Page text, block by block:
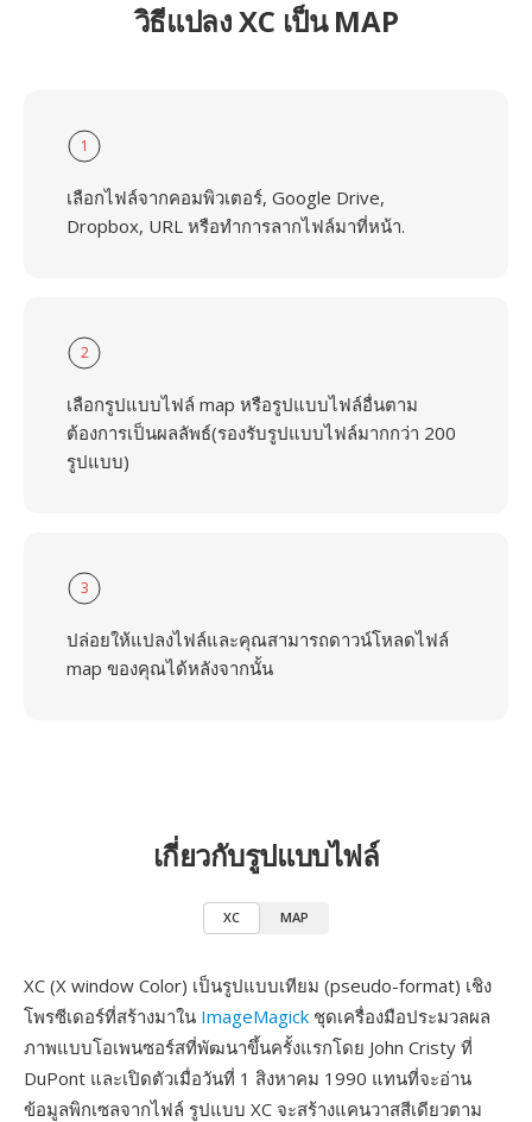
วิธีแปลง XC เป็น MAP
1
เลือกไฟล์จากคอมพิวเตอร์, Google Drive,
Dropbox, URL หรือทำการลากไฟล์มาที่หน้า.
2
เลือกรูปแบบไฟล์ map หรือรูปแบบไฟล์อื่นตาม
ต้องการเป็นผลลัพธ์(รองรับรูปแบบไฟล์มากกว่า 200
รูปแบบ)
3
ปล่อยให้แปลงไฟล์และคุณสามารถดาวน์โหลดไฟล์
map ของคุณได้หลังจากนั้น
เกี่ยวกับรูปแบบไฟล์
XC MAP
XC (X window Color) เป็นรูปแบบเทียม (pseudo-format) เชิง
โพรซีเดอร์ที่สร้างมาใน ImageMagick ชุดเครื่องมือประมวลผล
ภาพแบบโอเพนซอร์สที่พัฒนาขึ้นครั้งแรกโดย John Cristy ที่
DuPont และเปิดตัวเมื่อวันที่ 1 สิงหาคม 1990 แทนที่จะอ่าน
ข้อมูลพิกเซลจากไฟล์ รูปแบบ XC จะสร้างแคนวาสสีเดียวตาม